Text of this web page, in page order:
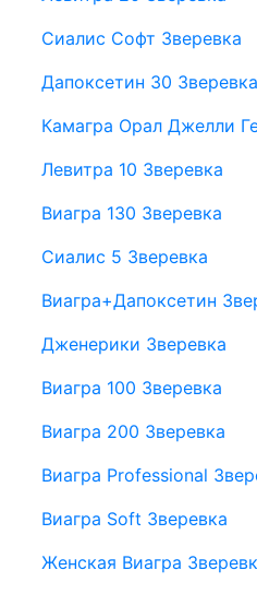
Сиалис Софт Зверевка
Дапоксетин 30 Зверевка
Камагра Орал Джелли
Левитра 10 Зверевка
Виагра 130 Зверевка
Сиалис 5 Зверевка
Виагра+Дапоксетин
Дженерики Зверевка
Виагра 100 Зверевка
Виагра 200 Зверевка
Виагра Professional
Виагра Soft Зверевка
Женская Виагра